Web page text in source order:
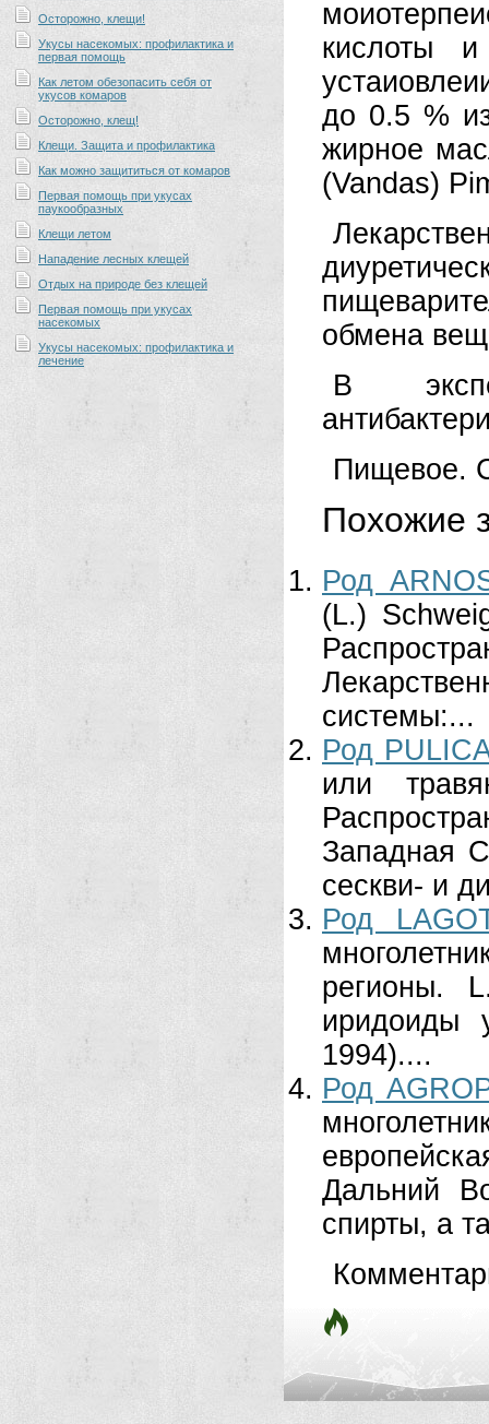
Осторожно, клещи!
Укусы насекомых: профилактика и
первая помощь
Как летом обезопасить себя от
укусов комаров
Осторожно, клещ!
Клещи. Защита и профилактика
Как можно защититься от комаров
Первая помощь при укусах
паукообразных
Клещи летом
Нападение лесных клещей
Отдых на природе без клещей
Первая помощь при укусах
насекомых
Укусы насекомых: профилактика и
лечение
кислоты и
до 0.5 %
жирное
(Vandas)
обмена
В
Пищевое.
Похожие
Род
(L.)
системы:...
Род
или
Западная
сескви- и
Род
регионы.
иридоиды
1994)....
Род
Дальний
спирты, а